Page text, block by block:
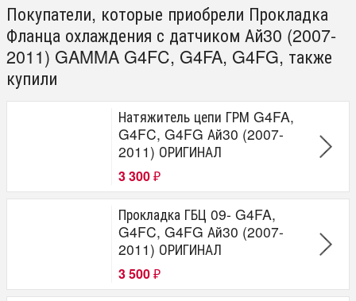
Покупатели, которые приобрели Прокладка
Фланца охлаждения с датчиком Ай30 (2007-
2011) GAMMA G4FC, G4FA, G4FG, также
купили
Натяжитель цепи ГРМ G4FA,
G4FC, G4FG Ай30 (2007-
2011) ОРИГИНАЛ
3 300 ₽
Прокладка ГБЦ 09- G4FA,
G4FC, G4FG Ай30 (2007-
2011) ОРИГИНАЛ
3 500 ₽